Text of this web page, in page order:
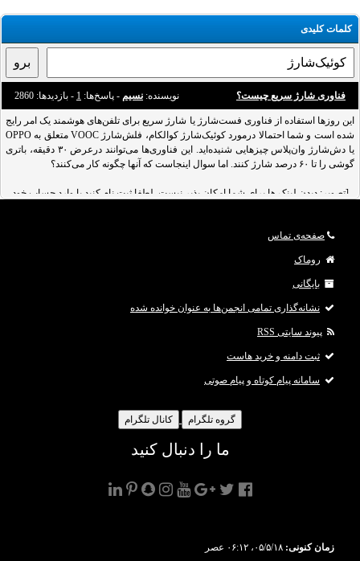
کلمات کلیدی
نویسنده: نسیم - پاسخ‌ها: 1 - بازدید‌ها: 2860 فناوری شارژ سریع چیست؟
این روز‌ها استفاده‌ از فناوری فست‌شارژ یا شارژ سریع برای تلفن‌های هوشمند یک امر رایج
شده است و شما احتمالا درمورد کوئیک‌شارژ کوالکام، فلش‌شارژ VOOC متعلق به OPPO
یا دش‌شارژ وان‌پلاس چیزهایی شنیده‌اید. این فناوری‌ها می‌توانند درعرض ۳۰ دقیقه، باتری
گوشی را تا ۶۰ درصد شارژ کنند. اما سوال اینجاست که آنها چگونه کار می‌کنند؟
[تصویر: دیدن لینک ها برای شما امکان پذیر نیست. لطفاثبت نام کنید یا وارد حساب خود
صفحه‌ی تماس
روماک
بایگانی
نشانه‌گذاری تمامی انجمن‌ها به عنوان خوانده شده
پیوند سایتی RSS
ثبت دامنه و خرید هاست
سامانه پیام کوتاه و پیام صوتی
گروه تلگرام کانال تلگرام
ما را دنبال کنید
زمان کنونی: ۰۵/۵/۱۸، ۰۶:۱۲ عصر